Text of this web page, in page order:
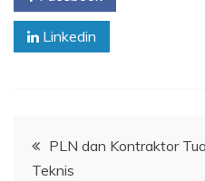
Linkedin
Navigasi
PLN dan Kontraktor
Teknis